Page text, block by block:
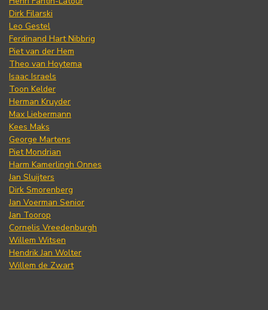
Dirk Filarski
Leo Gestel
Ferdinand Hart Nibbrig
Piet van der Hem
Theo van Hoytema
Isaac Israels
Toon Kelder
Herman Kruyder
Max Liebermann
Kees Maks
George Martens
Piet Mondrian
Harm Kamerlingh Onnes
Jan Sluijters
Dirk Smorenberg
Jan Voerman Senior
Jan Toorop
Cornelis Vreedenburgh
Willem Witsen
Hendrik Jan Wolter
Willem de Zwart